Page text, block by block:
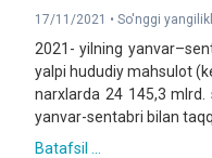
17/11/2021 • So'nggi
2021- yilning
yalpi hududiy mahsulot
narxlarda 24 145,3 mlrd.
yanvar-sentabri bilan
Batafsil ...